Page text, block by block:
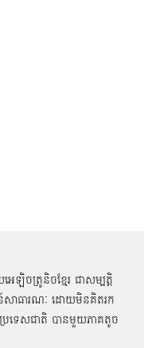
ឡិចត្រូនិចខ្មែរ ជាសម្បតិ្ត
ន៍សាធារណៈ ដោយមិនគិតរក
រទេសជាតិ បានមួយភាគតូច